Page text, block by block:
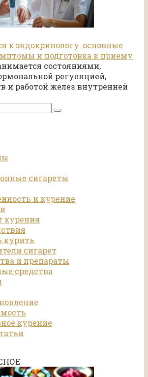
к эндокринологу: основные
и подготовка к приему
состояниями,
регуляцией,
и работой желез внутренней
сигареты
и курение
курения
курить
сигарет
и препараты
средства
курение